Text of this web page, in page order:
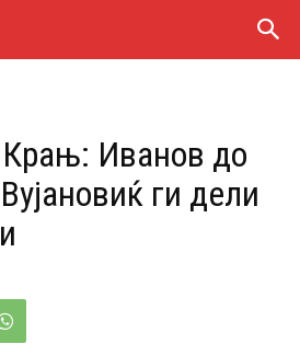
Крањ: Иванов до
ги дели